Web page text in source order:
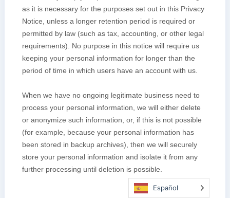
Español